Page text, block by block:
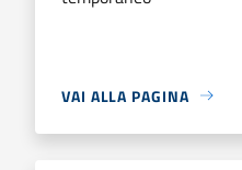
VAI ALLA PAGINA